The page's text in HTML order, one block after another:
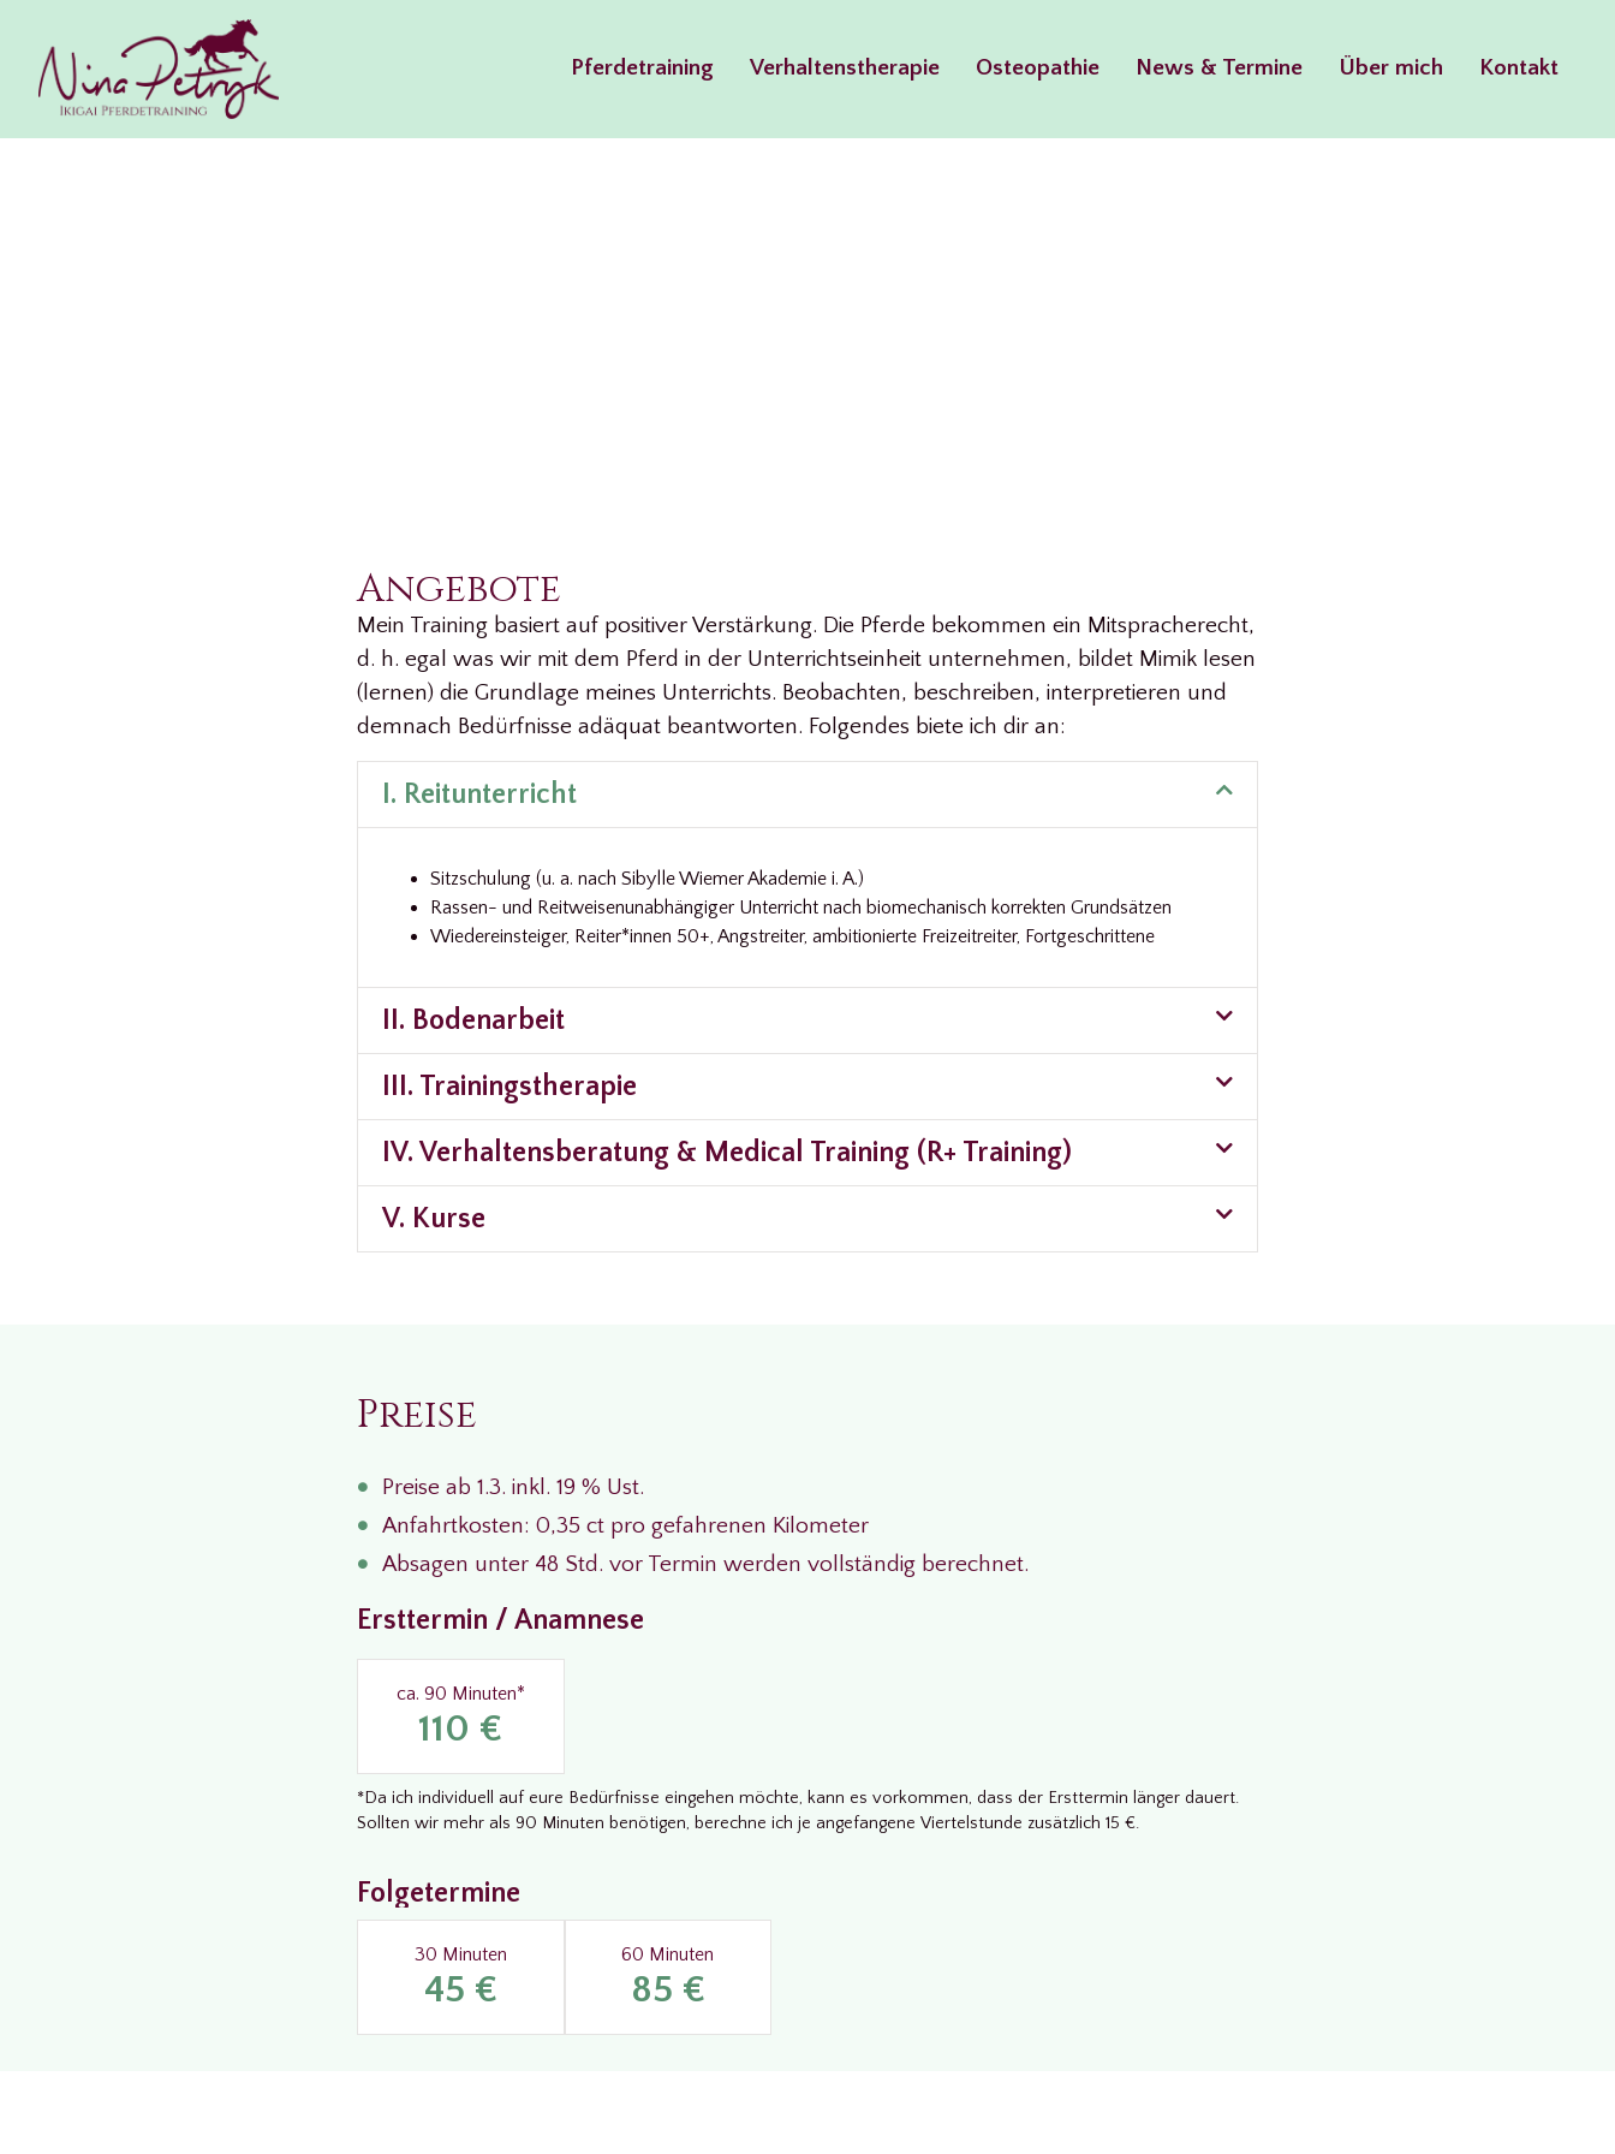
Pferdetraining Verhaltenstherapie Osteopathie News & Termine Über mich Kontakt
Angebote
Mein Training basiert auf positiver Verstärkung. Die Pferde bekommen ein Mitspracherecht,
d. h. egal was wir mit dem Pferd in der Unterrichtseinheit unternehmen, bildet Mimik lesen
(lernen) die Grundlage meines Unterrichts. Beobachten, beschreiben, interpretieren und
demnach Bedürfnisse adäquat beantworten. Folgendes biete ich dir an:
I. Reitunterricht
Sitzschulung (u. a. nach Sibylle Wiemer Akademie i. A.)
Rassen- und Reitweisenunabhängiger Unterricht nach biomechanisch korrekten Grundsätzen
Wiedereinsteiger, Reiter*innen 50+, Angstreiter, ambitionierte Freizeitreiter, Fortgeschrittene
II. Bodenarbeit
III. Trainingstherapie
IV. Verhaltensberatung & Medical Training (R+ Training)
V. Kurse
Preise
Preise ab 1.3. inkl. 19 % Ust.
Anfahrtkosten: 0,35 ct pro gefahrenen Kilometer
Absagen unter 48 Std. vor Termin werden vollständig berechnet.
Ersttermin / Anamnese
ca. 90 Minuten*
110 €
*Da ich individuell auf eure Bedürfnisse eingehen möchte, kann es vorkommen, dass der Ersttermin länger dauert.
Sollten wir mehr als 90 Minuten benötigen, berechne ich je angefangene Viertelstunde zusätzlich 15 €.
Folgetermine
30 Minuten
45 €
60 Minuten
85 €